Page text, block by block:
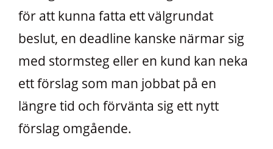
för att kunna fatta ett välgrundat
beslut, en deadline kanske närmar sig
med stormsteg eller en kund kan neka
ett förslag som man jobbat på en
längre tid och förvänta sig ett nytt
förslag omgående.